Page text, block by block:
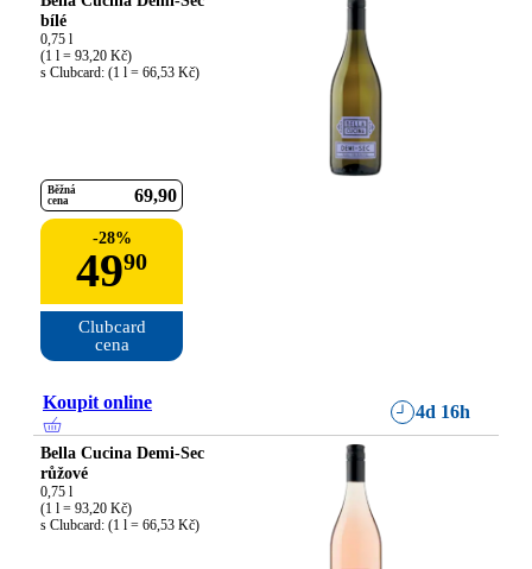
bílé
0,75 l
(1 l = 93,20 Kč)
s Clubcard: (1 l = 66,53 Kč)
Běžná
cena
69 90
-28%
4990
Clubcard
cena
Koupit online 4d 16h
Bella Cucina Demi-Sec
růžové
0,75 l
(1 l = 93,20 Kč)
s Clubcard: (1 l = 66,53 Kč)